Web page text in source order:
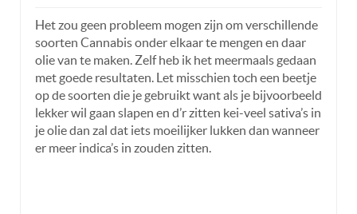
Het zou geen probleem mogen zijn om verschillende
soorten Cannabis onder elkaar te mengen en daar
olie van te maken. Zelf heb ik het meermaals gedaan
met goede resultaten. Let misschien toch een beetje
op de soorten die je gebruikt want als je bijvoorbeeld
lekker wil gaan slapen en d’r zitten kei-veel sativa’s in
je olie dan zal dat iets moeilijker lukken dan wanneer
er meer indica’s in zouden zitten.